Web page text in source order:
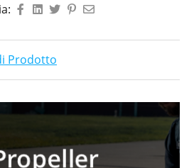
Prodotto